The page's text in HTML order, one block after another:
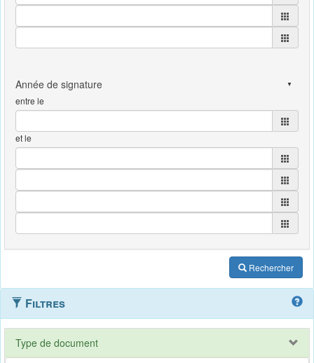
entre le
et le
Rechercher
Filtres
Type de document